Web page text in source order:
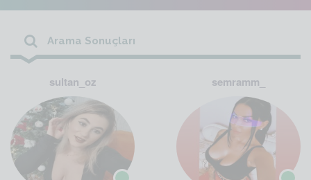
Arama Sonuçları
sultan_oz semramm_